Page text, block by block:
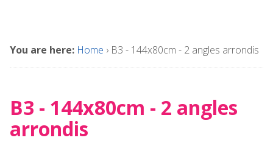
You are here: Home › B3 - 144x80cm - 2 angles arrondis
B3 - 144x80cm - 2 angles
arrondis